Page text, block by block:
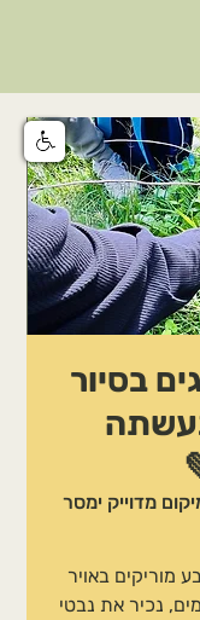
בסיור
מדוייק ימסר
מוריקים באויר
נכיר את נבטי